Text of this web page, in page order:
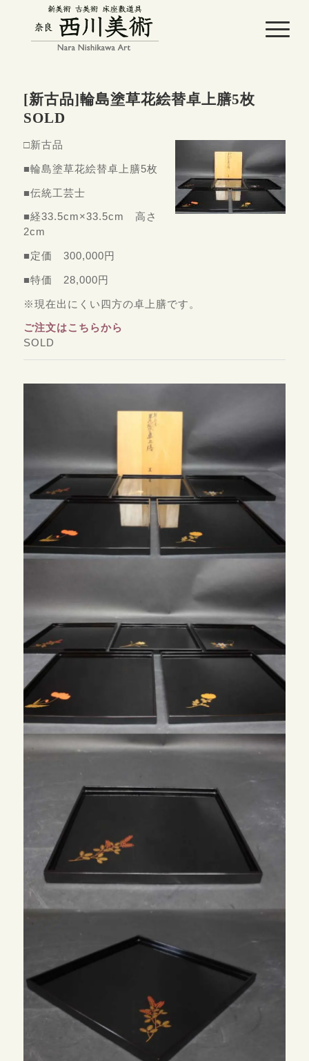
[新古品]輪島塗草花絵替卓上膳5枚
SOLD
□新古品
■輪島塗草花絵替卓上膳5枚
■伝統工芸士
■経33.5cm×33.5cm 高さ
2cm
■定価 300,000円
■特価 28,000円
※現在出にくい四方の卓上膳です。
ご注文はこちらから
SOLD